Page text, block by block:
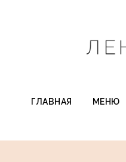
ГЛАВНАЯ МЕНЮ